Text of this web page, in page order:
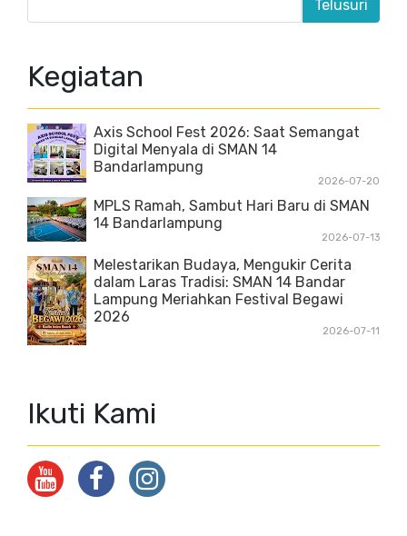
Kegiatan
Axis School Fest 2026: Saat Semangat
Digital Menyala di SMAN 14
Bandarlampung
2026-07-20
MPLS Ramah, Sambut Hari Baru di SMAN
14 Bandarlampung
2026-07-13
Melestarikan Budaya, Mengukir Cerita
dalam Laras Tradisi: SMAN 14 Bandar
Lampung Meriahkan Festival Begawi
2026
2026-07-11
Ikuti Kami